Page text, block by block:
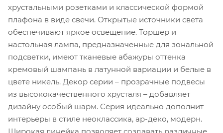
хрустальными розетками и классической формой
плафона в виде свечи. Открытые источники света
обеспечивают яркое освещение. Торшер и
настольная лампа, предназначенные для зональной
подсветки, имеют тканевые абажуры оттенка
кремовый шампань в латунной вариации и белые в
цвете никель. Декор серии – прозрачные подвесы
из высококачественного хрусталя – добавляет
дизайну особый шарм. Серия идеально дополнит
интерьеры в стиле неоклассика, ар-деко, модерн.